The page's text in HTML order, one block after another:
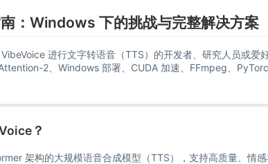
：Windows 下的挑战与完整解决方案
进行文字转语音（TTS）的开发者、研究人员或爱
2、Windows 部署、CUDA 加速、FFmpeg、
？
架构的大规模语音合成模型（TTS），支持高质量、情